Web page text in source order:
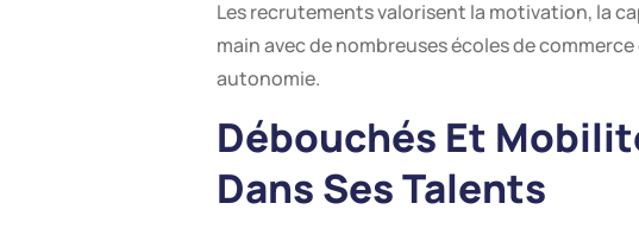
Les recrutements valorisent la motivation, la
main avec de nombreuses écoles de
autonomie.
Débouchés Et
Dans Ses Talents